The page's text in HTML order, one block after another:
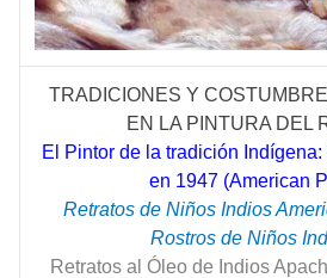
TRADICIONES Y
EN LA PINTURA DEL
El Pintor de la tradición
en 1947 (American
Retratos de Niños Indios
Rostros de Niños
Retratos al Óleo de Indios